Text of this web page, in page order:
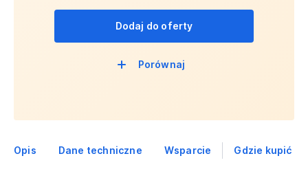
Dodaj do oferty
Porównaj
Opis Dane techniczne Wsparcie Gdzie kupić